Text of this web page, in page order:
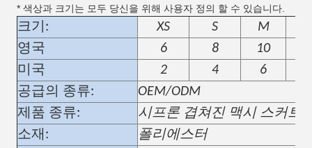
* 색상과 크기는 모두 당신을 위해 사용자 정의 할 수 있습니다.
크기: XS S M
영국
6 8 10
미국
2 4 6
공급의 종류:
OEM/ODM
제품 종류:
시프론 겹쳐진 맥시 스커트
소재:
폴리에스터